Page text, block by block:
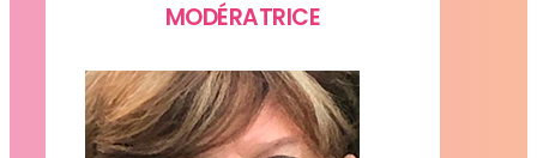
MODÉRATRICE